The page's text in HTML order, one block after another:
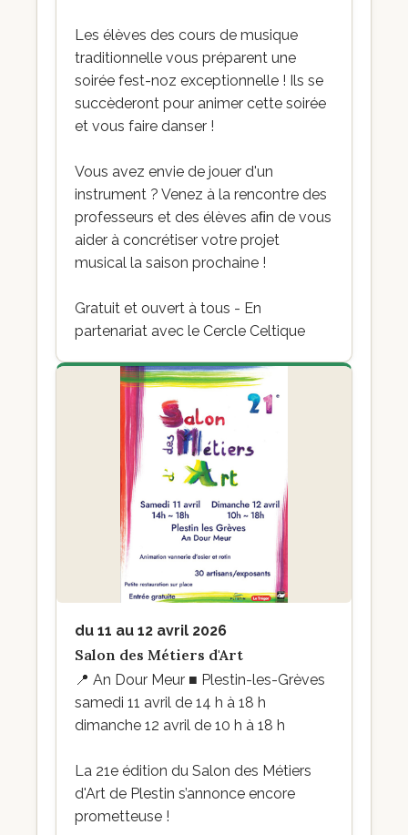
Les élèves des cours de musique
traditionnelle vous préparent une
soirée fest-noz exceptionnelle ! Ils se
succèderont pour animer cette soirée
et vous faire danser !
Vous avez envie de jouer d'un
instrument ? Venez à la rencontre des
professeurs et des élèves aﬁn de vous
aider à concrétiser votre projet
musical la saison prochaine !
Gratuit et ouvert à tous - En
partenariat avec le Cercle Celtique
du 11 au 12 avril 2026
Salon des Métiers d'Art
📍 An Dour Meur ■ Plestin-les-Grèves
samedi 11 avril de 14 h à 18 h
dimanche 12 avril de 10 h à 18 h
La 21e édition du Salon des Métiers
d'Art de Plestin s’annonce encore
prometteuse !